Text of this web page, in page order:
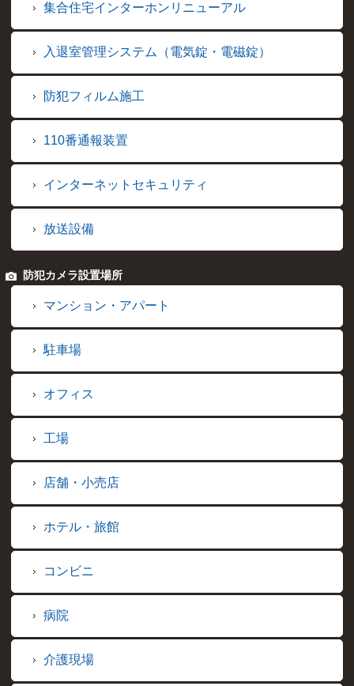
集合住宅インターホンリニューアル
入退室管理システム（電気錠・電磁錠）
防犯フィルム施工
110番通報装置
インターネットセキュリティ
放送設備
防犯カメラ設置場所
マンション・アパート
駐車場
オフィス
工場
店舗・小売店
ホテル・旅館
コンビニ
病院
介護現場